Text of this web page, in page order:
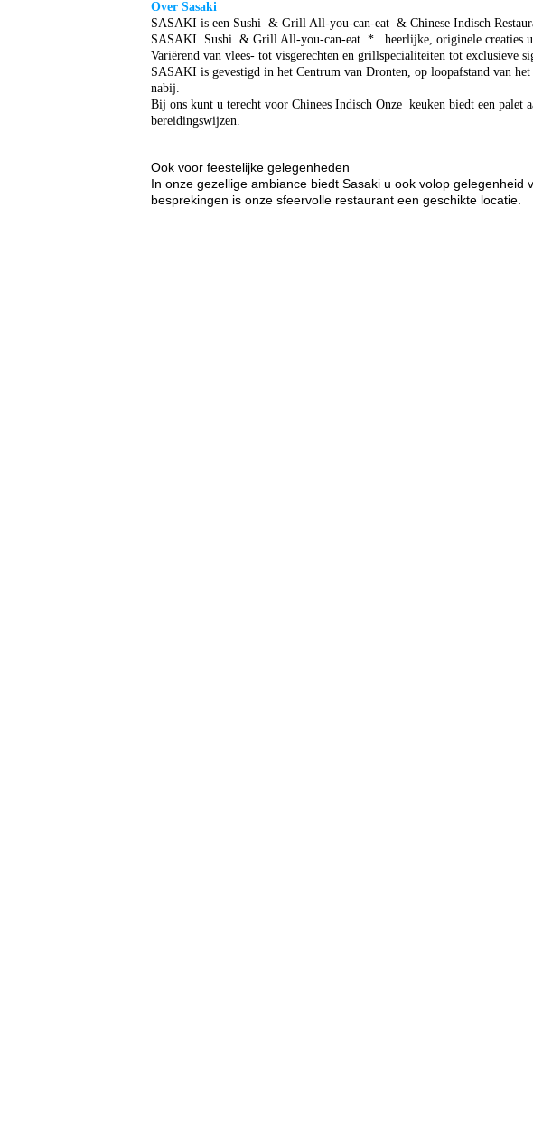
Over Sasaki
SASAKI is een Sushi & Grill All-you-can-eat & Chinese Indisch
SASAKI Sushi & Grill All-you-can-eat * heerlijke, originele creaties uit
Variërend van vlees- tot visgerechten en grillspecialiteiten tot exclusieve
SASAKI is gevestigd in het Centrum van Dronten, op loopafstand van
nabij.
Bij ons kunt u terecht voor Chinees Indisch Onze keuken biedt een palet
bereidingswijzen.
Ook voor feestelijke gelegenheden
In onze gezellige ambiance biedt Sasaki u ook volop
besprekingen is onze sfeervolle restaurant een geschikte locatie.